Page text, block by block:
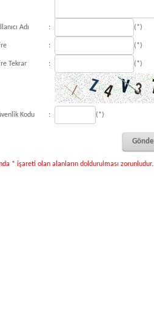
Adı : (*)
: (*)
Tekrar : (*)
Kodu : (*)
* işareti olan alanların doldurulması zorunludur.